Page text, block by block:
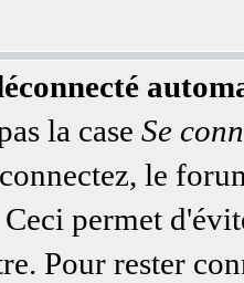
la case Se
le
permet
Pour rester